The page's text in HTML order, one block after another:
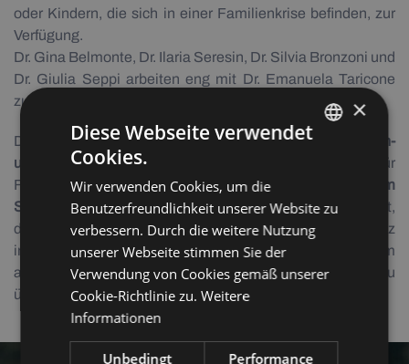
oder Kindern, die sich in einer Familienkrise befinden, zur
Verfügung.
Dr. Gina Belmonte, Dr. Ilaria Seresin, Dr. Silvia Bronzoni und
Dr. Giulia Seppi arbeiten eng mit Dr. Emanuela Taricone
zusammen.
Das Zentrum für Familienberatung bietetEinzel-, Familien-
und Gruppentherapie
an. Das Zentrum für
Familienberatung ASDI odv hat eineVereinbarung mit dem
Südtiroler Sanitätsbetriebgetroffen, die es ihm ermöglicht,
die Kosten für die Sitzungen der Betroffenen (mit Wohnsitz
in Bozen oder in der Provinz Bozen), die das Zentrum
aufsuchen, auf Überweisung des Hausarztes zu
übernehmen.
×
Diese Webseite verwendet
Cookies.
Wir verwenden Cookies, um die
Benutzerfreundlichkeit unserer Website zu
verbessern. Durch die weitere Nutzung
unserer Webseite stimmen Sie der
Verwendung von Cookies gemäß unserer
Cookie-Richtlinie zu. Weitere
Informationen
Unbedingt
Performance